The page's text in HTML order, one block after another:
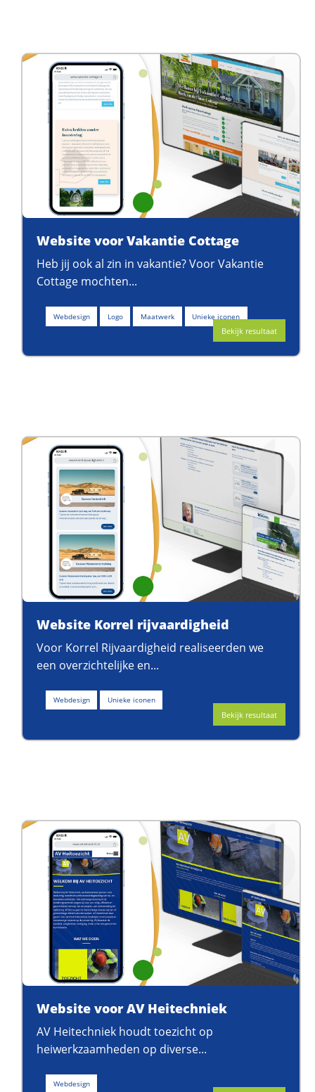
Website voor Vakantie Cottage
Heb jij ook al zin in vakantie? Voor Vakantie
Cottage mochten...
Webdesign Logo Maatwerk Unieke iconen
Bekijk resultaat
Website Korrel rijvaardigheid
Voor Korrel Rijvaardigheid realiseerden we
een overzichtelijke en...
Webdesign Unieke iconen
Bekijk resultaat
Website voor AV Heitechniek
AV Heitechniek houdt toezicht op
heiwerkzaamheden op diverse...
Webdesign